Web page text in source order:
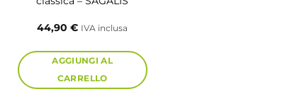
44,90€ IVA inclusa
AGGIUNGI AL
CARRELLO